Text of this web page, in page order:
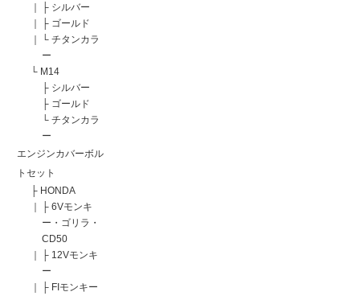
｜
├ シルバー
｜
├ ゴールド
｜
└ チタンカラ
ー
└ M14
├ シルバー
├ ゴールド
└ チタンカラ
ー
エンジンカバーボル
トセット
├ HONDA
｜
├ 6Vモンキ
ー・ゴリラ・
CD50
｜
├ 12Vモンキ
ー
｜
├ FIモンキー